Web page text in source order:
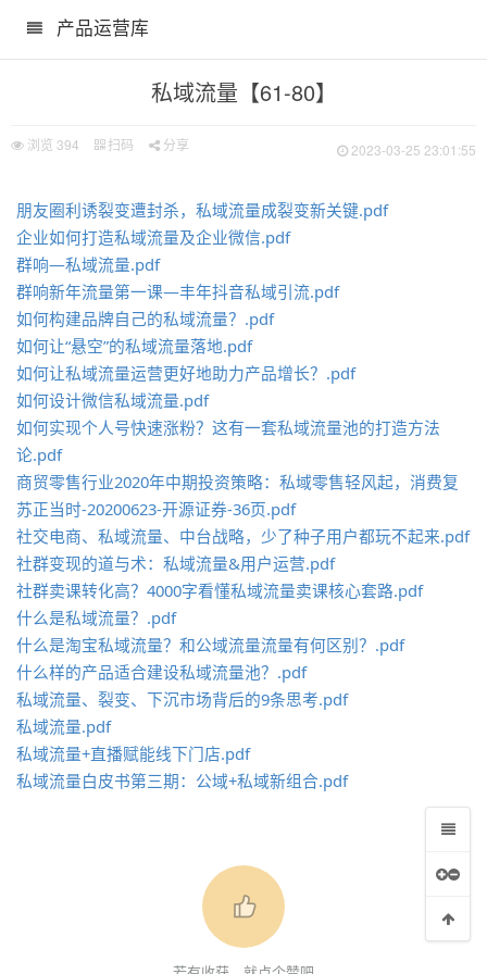
产品运营库
私域流量【61-80】
浏览 394 扫码 分享 2023-03-25 23:01:55
朋友圈利诱裂变遭封杀，私域流量成裂变新关键.pdf
企业如何打造私域流量及企业微信.pdf
群响—私域流量.pdf
群响新年流量第一课—丰年抖音私域引流.pdf
如何构建品牌自己的私域流量？.pdf
如何让“悬空”的私域流量落地.pdf
如何让私域流量运营更好地助力产品增长？.pdf
如何设计微信私域流量.pdf
如何实现个人号快速涨粉？这有一套私域流量池的打造方法
论.pdf
商贸零售行业2020年中期投资策略：私域零售轻风起，消费复
苏正当时-20200623-开源证券-36页.pdf
社交电商、私域流量、中台战略，少了种子用户都玩不起来.pdf
社群变现的道与术：私域流量&用户运营.pdf
社群卖课转化高？4000字看懂私域流量卖课核心套路.pdf
什么是私域流量？.pdf
什么是淘宝私域流量？和公域流量流量有何区别？.pdf
什么样的产品适合建设私域流量池？.pdf
私域流量、裂变、下沉市场背后的9条思考.pdf
私域流量.pdf
私域流量+直播赋能线下门店.pdf
私域流量白皮书第三期：公域+私域新组合.pdf